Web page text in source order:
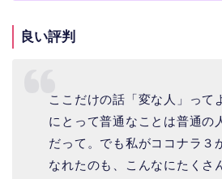
良い評判
ここだけの話「変な人」って
にとって普通なことは普通の
だって。でも私がココナラ３
なれたのも、こんなにたくさ